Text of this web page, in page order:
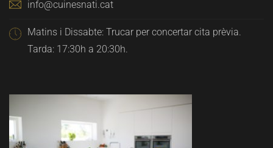
info@cuinesnati.cat
Matins i Dissabte: Trucar per concertar cita prèvia.
Tarda: 17:30h a 20:30h.